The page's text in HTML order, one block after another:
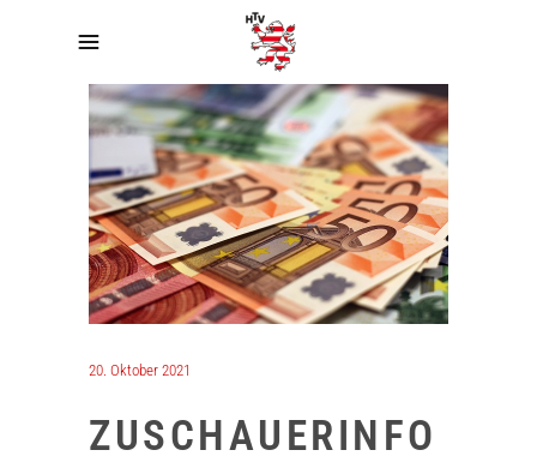
20. Oktober 2021
ZUSCHAUERINFO